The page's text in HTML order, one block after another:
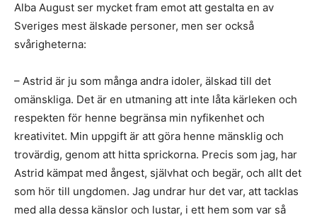
Alba August ser mycket fram emot att gestalta en av
Sveriges mest älskade personer, men ser också
svårigheterna:
– Astrid är ju som många andra idoler, älskad till det
omänskliga. Det är en utmaning att inte låta kärleken och
respekten för henne begränsa min nyfikenhet och
kreativitet. Min uppgift är att göra henne mänsklig och
trovärdig, genom att hitta sprickorna. Precis som jag, har
Astrid kämpat med ångest, självhat och begär, och allt det
som hör till ungdomen. Jag undrar hur det var, att tacklas
med alla dessa känslor och lustar, i ett hem som var så